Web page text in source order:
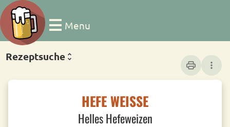
Menu
Rezeptsuche
print more_vert
HEFE WEISSE
Helles Hefeweizen